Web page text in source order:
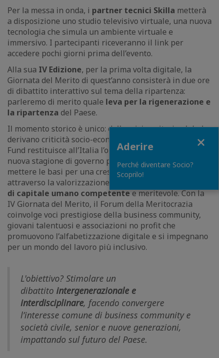
Per la messa in onda, i partner tecnici Skilla metterà
a disposizione uno studio televisivo virtuale, una nuova
tecnologia che simula un ambiente virtuale e
immersivo. I partecipanti riceveranno il link per
accedere pochi giorni prima dell’evento.
Alla sua IV Edizione, per la prima volta digitale, la
Giornata del Merito di quest’anno consisterà in due ore
di dibattito interattivo sul tema della ripartenza:
parleremo di merito quale leva per la rigenerazione e
la ripartenza del Paese.
Il momento storico è unico: dalla crisi sanitaria globale
derivano criticità socio-economiche, mentre il Recovery
Fund restituisce all’Italia l’opportunità di avviare una
nuova stagione di governo pubblico e privato, e di
mettere le basi per una crescita sana e duratura
attraverso la valorizzazione delle persone e lo
di capitale umano competentee meritevole. Con la
IV Giornata del Merito, il Forum della Meritocrazia
coinvolge voci prestigiose della business community,
giovani talentuosi e associazioni no profit che
promuovono l’alfabetizzazione digitale e si impegnano
per un mondo del lavoro più inclusivo.
L'obiettivo? Stimolare un
dibattito intergenerazionale e
interdisciplinare, facendo convergere
l’interesse comune di business community e
società civile, senior e nuove generazioni,
impattando sul futuro del Paese.
Aderire
Perché diventare Socio?
Scoprilo!